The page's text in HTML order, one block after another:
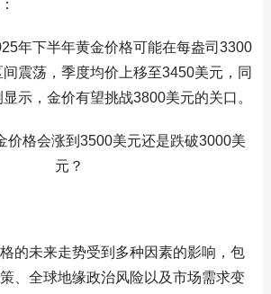
年下半年黄金价格可能在每盎司3300
震荡，季度均价上移至3450美元，同
示，金价有望挑战3800美元的关口。
的未来走势受到多种因素的影响，包
、全球地缘政治风险以及市场需求变